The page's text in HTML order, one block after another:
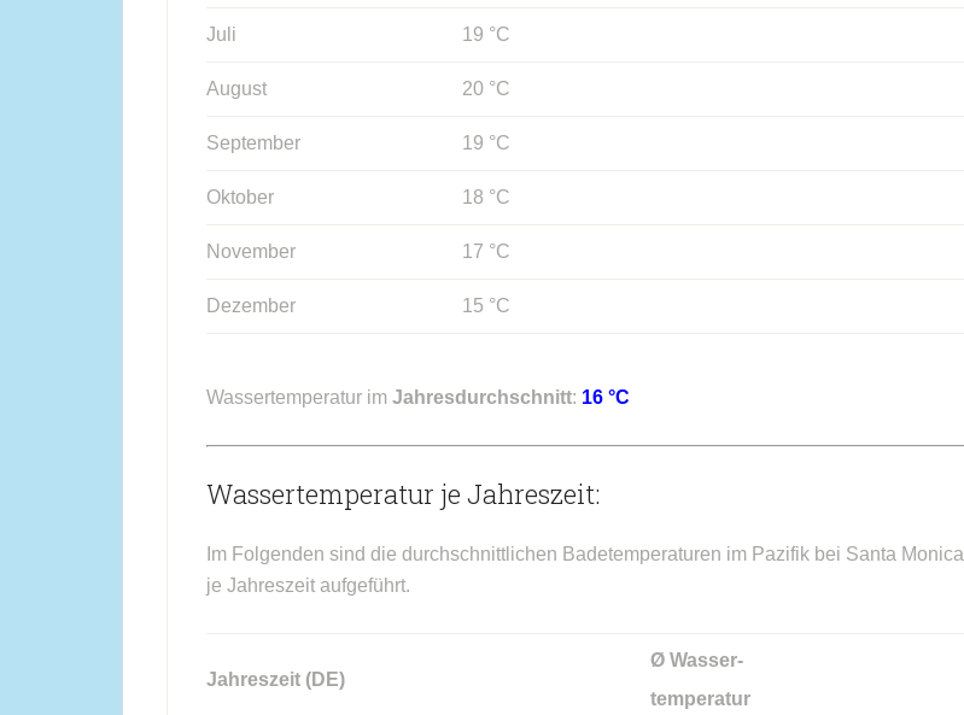
Juli 19 °C
August 20 °C
September 19 °C
Oktober 18 °C
November 17 °C
Dezember 15 °C
Wassertemperatur im Jahresdurchschnitt: 16 °C
Wassertemperatur je Jahreszeit:
Im Folgenden sind die durchschnittlichen Badetemperaturen im Pazifik bei Santa Monica
je Jahreszeit aufgeführt.
Jahreszeit (DE)
Ø Wasser-
temperatur